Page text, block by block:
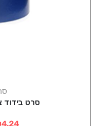
סרט בידוד